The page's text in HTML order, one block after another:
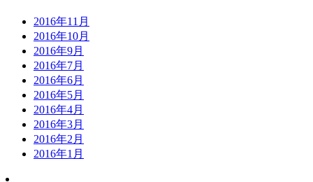
2016年11月
2016年10月
2016年9月
2016年7月
2016年6月
2016年5月
2016年4月
2016年3月
2016年2月
2016年1月